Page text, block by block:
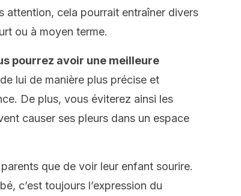
attention, cela pourrait entraîner divers
ou à moyen terme.
pourrez avoir une meilleure
lui de manière plus précise et
De plus, vous éviterez ainsi les
causer ses pleurs dans un espace
que de voir leur enfant sourire.
c’est toujours l’expression du